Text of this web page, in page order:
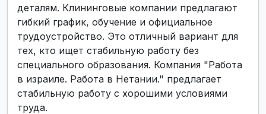
деталям. Клининговые компании предлагают
гибкий график, обучение и официальное
трудоустройство. Это отличный вариант для
тех, кто ищет стабильную работу без
специального образования. Компания "Работа
в израиле. Работа в Нетании." предлагает
стабильную работу с хорошими условиями
труда.